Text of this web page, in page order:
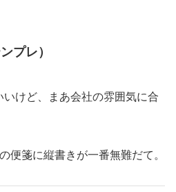
プレ）
けど、まあ会社の雰囲気に合
便箋に縦書きが一番無難だて。